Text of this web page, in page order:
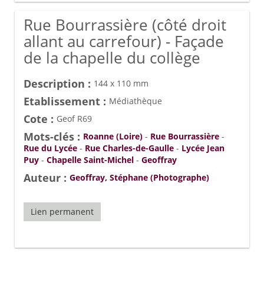
Rue Bourrassière (côté droit
allant au carrefour) - Façade
de la chapelle du collège
Description : 144 x 110 mm
Etablissement : Médiathèque
Cote : Geof R69
Mots-clés : Roanne (Loire) - Rue Bourrassière -
Rue du Lycée - Rue Charles-de-Gaulle - Lycée Jean
Puy - Chapelle Saint-Michel - Geoffray
Auteur : Geoffray, Stéphane (Photographe)
Lien permanent